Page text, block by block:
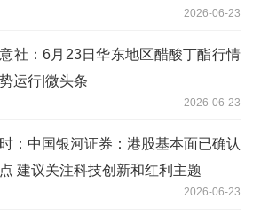
2026-06-23
社：6月23日华东地区醋酸丁酯行情
运行|微头条
2026-06-23
：中国银河证券：港股基本面已确认
建议关注科技创新和红利主题
2026-06-23